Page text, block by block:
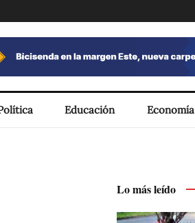
Educación Economía
Lo más leído